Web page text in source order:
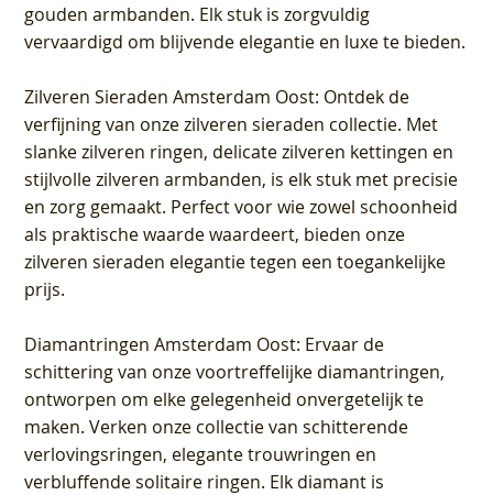
gouden armbanden. Elk stuk is zorgvuldig
vervaardigd om blijvende elegantie en luxe te bieden.
Zilveren Sieraden Amsterdam Oost: Ontdek de
verfijning van onze zilveren sieraden collectie. Met
slanke zilveren ringen, delicate zilveren kettingen en
stijlvolle zilveren armbanden, is elk stuk met precisie
en zorg gemaakt. Perfect voor wie zowel schoonheid
als praktische waarde waardeert, bieden onze
zilveren sieraden elegantie tegen een toegankelijke
prijs.
Diamantringen Amsterdam Oost: Ervaar de
schittering van onze voortreffelijke diamantringen,
ontworpen om elke gelegenheid onvergetelijk te
maken. Verken onze collectie van schitterende
verlovingsringen, elegante trouwringen en
verbluffende solitaire ringen. Elk diamant is